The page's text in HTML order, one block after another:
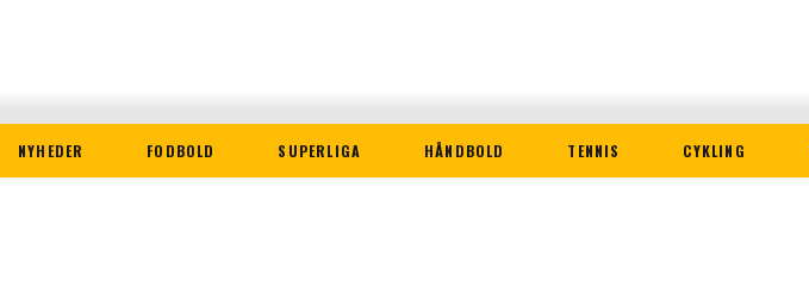
NYHEDER FODBOLD SUPERLIGA HÅNDBOLD TENNIS CYKLING